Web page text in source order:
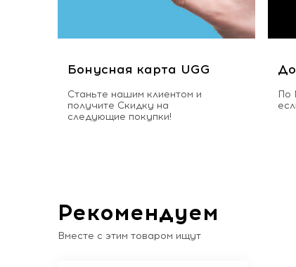
Бонусная карта UGG
Станьте нашим клиентом и
получите Скидку на
следующие покупки!
По
Рекомендуем
Вместе с этим товаром ищут